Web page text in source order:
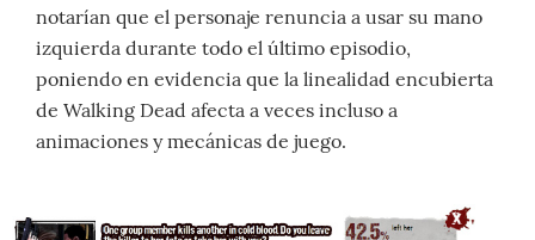
notarían que el personaje renuncia a usar su mano
izquierda durante todo el último episodio,
poniendo en evidencia que la linealidad encubierta
de Walking Dead afecta a veces incluso a
animaciones y mecánicas de juego.